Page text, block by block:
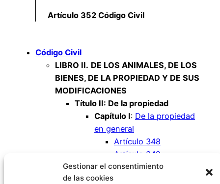
Gestionar el consentimiento
de las cookies
Artículo 352 Código Civil
Código Civil
LIBRO II. DE LOS ANIMALES, DE LOS
BIENES, DE LA PROPIEDAD Y DE SUS
MODIFICACIONES
Título II: De la propiedad
Capítulo I: De la propiedad
en general
Artículo 348
Artículo 349
Artículo 350